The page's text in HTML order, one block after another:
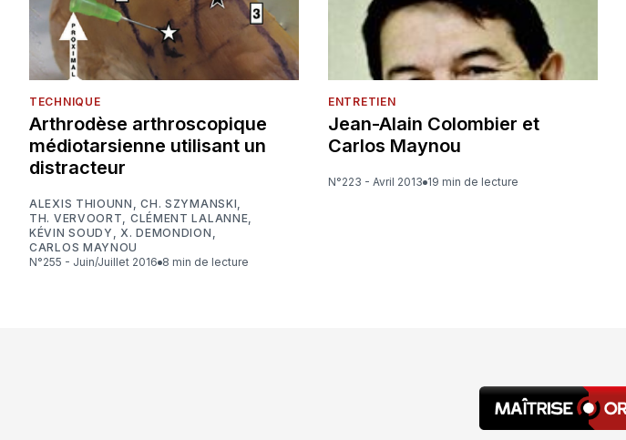
TECHNIQUE
Arthrodèse arthroscopique
médiotarsienne utilisant un
distracteur
ALEXIS THIOUNN ,CH. SZYMANSKI,
TH. VERVOORT, CLÉMENT LALANNE,
KÉVIN SOUDY ,X. DEMONDION ,
CARLOS MAYNOU
N°255 - Juin/Juillet 2016
8 min de lecture
ENTRETIEN
Jean-Alain Colombier et
Carlos Maynou
N°223 - Avril 2013 19 min de lecture